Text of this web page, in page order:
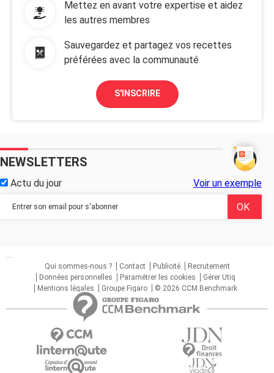
Mettez en avant votre expertise et aidez
les autres membres
Sauvegardez et partagez vos recettes
préférées avec la communauté
S'INSCRIRE
NEWSLETTERS
Actu du jour Voir un exemple
...
Qui sommes-nous ?
Contact Publicité
Recrutement
Données personnelles
Paramétrer les cookies
Gérer Utiq
Mentions légales
Groupe Figaro © 2026 CCM Benchmark